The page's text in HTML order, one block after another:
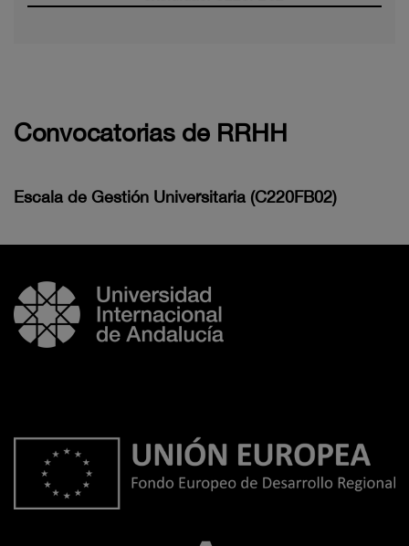
Convocatorias de RRHH
Escala de Gestión Universitaria (C220FB02)